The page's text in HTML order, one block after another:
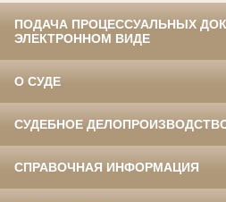
ПОДАЧА ПРОЦЕССУАЛЬНЫХ
ЭЛЕКТРОННОМ ВИДЕ
О СУДЕ
СУДЕБНОЕ
СПРАВОЧНАЯ ИНФОРМАЦИЯ